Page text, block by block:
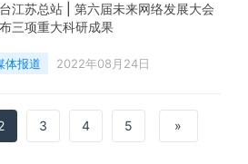
江苏总站 | 第六届未来网络发展大会
三项重大科研成果
体报道 2022年08月24日
3 4 5 »